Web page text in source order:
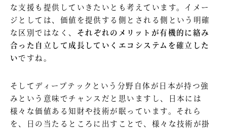
な支援も提供していきたいとも考えています。イメー
ジとしては、価値を提供する側とされる側という明確
な区別ではなく、 それぞれのメリットが有機的に絡み
合った自立して成長していくエコシステムを確立した
いですね。
そしてディープテックという分野自体が日本が持つ強
みという意味でチャンスだと思いますし、日本には
様々な価値ある知財や技術が眠っています。それら
を、日の当たるところに出すことで、様々な技術が掛